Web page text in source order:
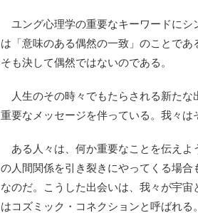
ユング心理学の重要なキーワードにシ
は「意味のある偶然の一致」のことで
そも決して偶然ではないのである。
人生のその時々でもたらされる新たな
重要なメッセージを伴っている。我々は
ある人々は、何か重要なことを伝えよ
の人間関係を引き裂きにやってくる場
なのだ。こうした出会いは、我々が宇
はコズミック・コネクションと呼ばれ